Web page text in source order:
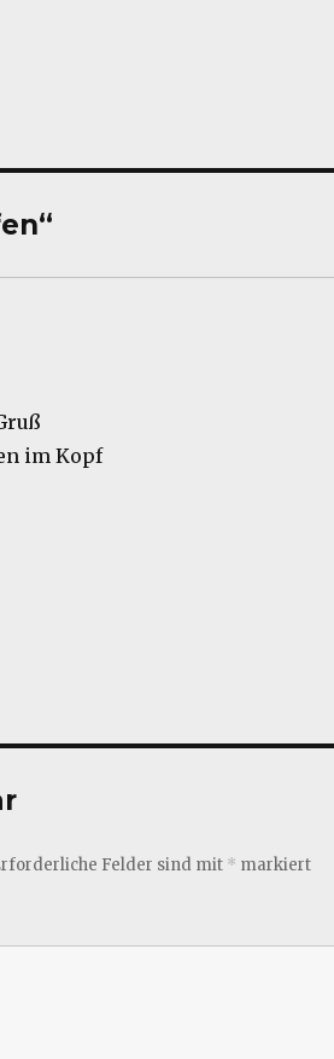
im Kopf
Felder sind mit * markiert